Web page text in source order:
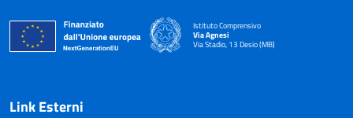
Istituto Comprensivo
Via Agnesi
Via Stadio, 13 Desio (MB)
— Visita la pagina iniziale della scuola
Link Esterni